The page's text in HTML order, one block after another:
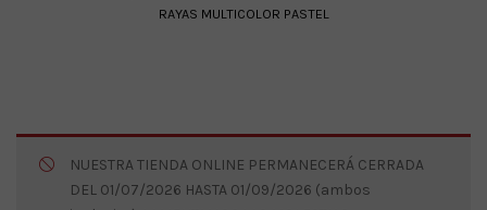
RAYAS MULTICOLOR PASTEL
NUESTRA TIENDA ONLINE PERMANECERÁ CERRADA
DEL 01/07/2026 HASTA 01/09/2026 (ambos